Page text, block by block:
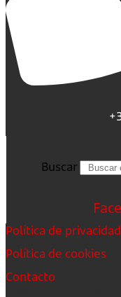
Buscar
Política de privacidad
Política de cookies
Contacto